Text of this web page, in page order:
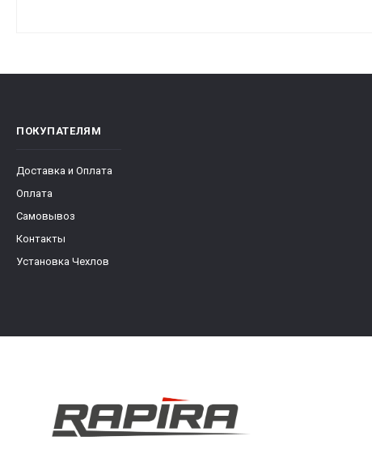
ПОКУПАТЕЛЯМ
Доставка и Оплата
Оплата
Самовывоз
Контакты
Установка Чехлов